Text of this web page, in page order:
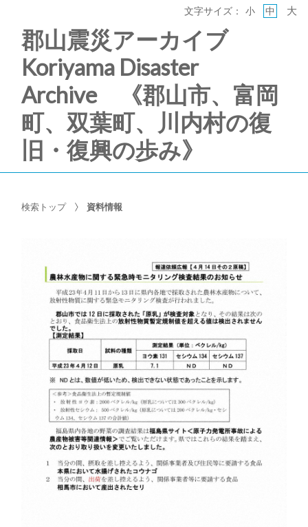
郡山震災アーカイブ
Koriyama Disaster
Archive 《郡山市、富岡
町、双葉町、川内村の復
旧・復興の歩み》
文字サイズ： 小 中 大
検索トップ 資料情報